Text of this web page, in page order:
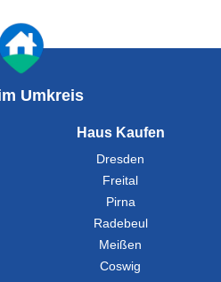
Umkreis
Haus Kaufen
Dresden
Freital
Pirna
Radebeul
Meißen
Coswig